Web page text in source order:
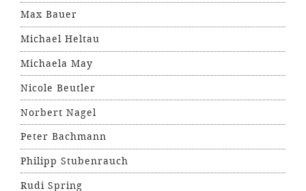
Max Bauer
Michael Heltau
Michaela May
Nicole Beutler
Norbert Nagel
Peter Bachmann
Philipp Stubenrauch
Rudi Spring